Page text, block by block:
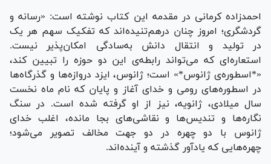
احمدزاده کرمانی در مقدمه این کتاب نوشته است: «رسانه و
گردشگری؛ امروز چنان درهم‌تنیده‌اند که تفکیک سهم هر یک
در تولید و انتقال دانش به‌سادگی امکان‌پذیر نیست.
استعاره‌ای که می‌تواند رابطه‌ی این دو حوزه را تبیین کند،
«*اسطوره‌ی ژانوس*» است؛ ژانوس، ایزد دروازه‌ها و گذرگاه‌ها
در اسطوره‌های رومی و خدای آغاز و پایان که نام ماه نخست
سال میلادی، ژانویه، نیز از او گرفته شده است. در سنگ
نگاره‌ها و تندیس‌ها و نقاشی‌های بجا مانده، اغلب خدای
ژانوس با دو چهره در دو جهت مخالف تصویر می‌شود؛
چهره‌هایی که یادآور گذشته و آینده‌اند.